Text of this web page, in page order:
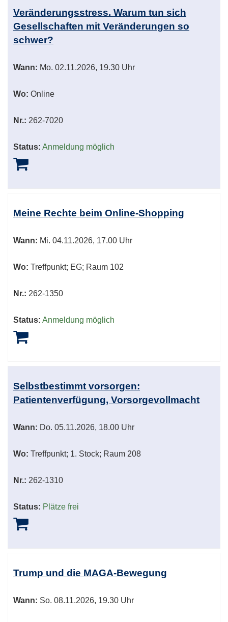
Veränderungsstress. Warum tun sich
Gesellschaften mit Veränderungen so
schwer?
Wann: Mo. 02.11.2026, 19.30 Uhr
Wo: Online
Nr.: 262-7020
Status: Anmeldung möglich
Meine Rechte beim Online-Shopping
Wann: Mi. 04.11.2026, 17.00 Uhr
Wo: Treffpunkt; EG; Raum 102
Nr.: 262-1350
Status: Anmeldung möglich
Selbstbestimmt vorsorgen:
Patientenverfügung, Vorsorgevollmacht
Wann: Do. 05.11.2026, 18.00 Uhr
Wo: Treffpunkt; 1. Stock; Raum 208
Nr.: 262-1310
Status: Plätze frei
Trump und die MAGA-Bewegung
Wann: So. 08.11.2026, 19.30 Uhr